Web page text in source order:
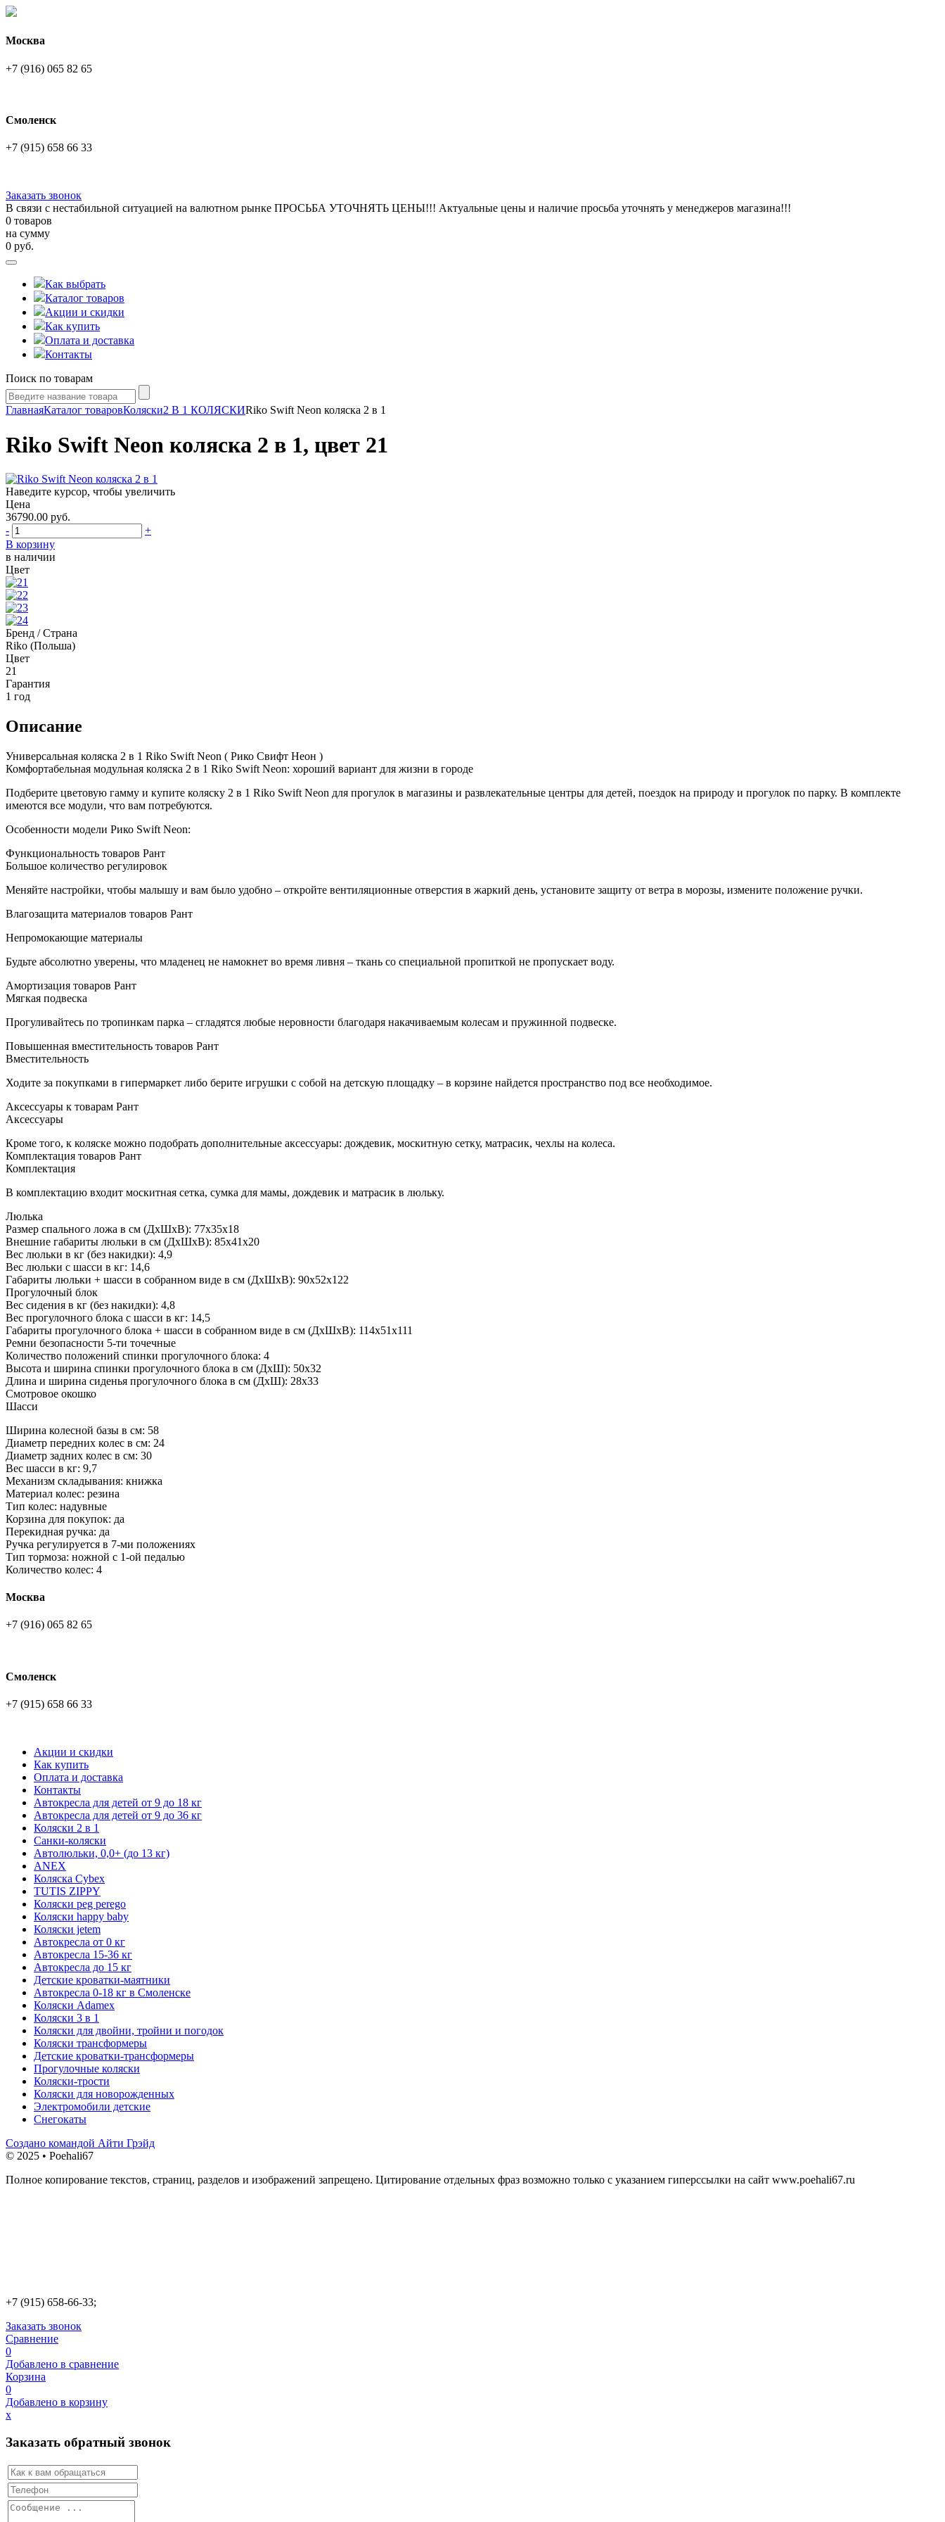
Москва
+7 (916) 065 82 65
Смоленск
+7 (915) 658 66 33
Заказать звонок
В связи с нестабильной ситуацией на валютном рынке ПРОСЬБА УТОЧНЯТЬ ЦЕНЫ!!! Актуальные цены и наличие просьба уточнять у менеджеров магазина!!!
0 товаров
на сумму
0 руб.
Как выбрать
Каталог товаров
Акции и скидки
Как купить
Оплата и доставка
Контакты
Поиск по товарам
ГлавнаяКаталог товаровКоляски2 В 1 КОЛЯСКИRiko Swift Neon коляска 2 в 1
Riko Swift Neon коляска 2 в 1, цвет 21
Наведите курсор, чтобы увеличить
Цена
36790.00 руб.
-
+
В корзину
в наличии
Цвет
Бренд / Страна
Riko (Польша)
Цвет
21
Гарантия
1 год
Описание
Универсальная коляска 2 в 1 Riko Swift Neon ( Рико Свифт Неон )
Комфортабельная модульная коляска 2 в 1 Riko Swift Neon: хороший вариант для жизни в городе
Подберите цветовую гамму и купите коляску 2 в 1 Riko Swift Neon для прогулок в магазины и развлекательные центры для детей, поездок на природу и прогулок по парку. В комплекте
имеются все модули, что вам потребуются.
Особенности модели Рико Swift Neon:
Функциональность товаров Рант
Большое количество регулировок
Меняйте настройки, чтобы малышу и вам было удобно – откройте вентиляционные отверстия в жаркий день, установите защиту от ветра в морозы, измените положение ручки.
Влагозащита материалов товаров Рант
Непромокающие материалы
Будьте абсолютно уверены, что младенец не намокнет во время ливня – ткань со специальной пропиткой не пропускает воду.
Амортизация товаров Рант
Мягкая подвеска
Прогуливайтесь по тропинкам парка – сгладятся любые неровности благодаря накачиваемым колесам и пружинной подвеске.
Повышенная вместительность товаров Рант
Вместительность
Ходите за покупками в гипермаркет либо берите игрушки с собой на детскую площадку – в корзине найдется пространство под все необходимое.
Аксессуары к товарам Рант
Аксессуары
Кроме того, к коляске можно подобрать дополнительные аксессуары: дождевик, москитную сетку, матрасик, чехлы на колеса.
Комплектация товаров Рант
Комплектация
В комплектацию входит москитная сетка, сумка для мамы, дождевик и матрасик в люльку.
Люлька
Размер спального ложа в см (ДхШхВ): 77х35х18
Внешние габариты люльки в см (ДхШхВ): 85х41х20
Вес люльки в кг (без накидки): 4,9
Вес люльки с шасси в кг: 14,6
Габариты люльки + шасси в собранном виде в см (ДхШхВ): 90х52х122
Прогулочный блок
Вес сидения в кг (без накидки): 4,8
Вес прогулочного блока с шасси в кг: 14,5
Габариты прогулочного блока + шасси в собранном виде в см (ДхШхВ): 114х51х111
Ремни безопасности 5-ти точечные
Количество положений спинки прогулочного блока: 4
Высота и ширина спинки прогулочного блока в см (ДхШ): 50х32
Длина и ширина сиденья прогулочного блока в см (ДхШ): 28х33
Смотровое окошко
Шасси
Ширина колесной базы в см: 58
Диаметр передних колес в см: 24
Диаметр задних колес в см: 30
Вес шасси в кг: 9,7
Механизм складывания: книжка
Материал колес: резина
Тип колес: надувные
Корзина для покупок: да
Перекидная ручка: да
Ручка регулируется в 7-ми положениях
Тип тормоза: ножной с 1-ой педалью
Количество колес: 4
Москва
+7 (916) 065 82 65
Смоленск
+7 (915) 658 66 33
Акции и скидки
Как купить
Оплата и доставка
Контакты
Автокресла для детей от 9 до 18 кг
Автокресла для детей от 9 до 36 кг
Коляски 2 в 1
Санки-коляски
Автолюльки, 0,0+ (до 13 кг)
ANEX
Коляска Cybex
TUTIS ZIPPY
Коляски peg perego
Коляски happy baby
Коляски jetem
Автокресла от 0 кг
Автокресла 15-36 кг
Автокресла до 15 кг
Детские кроватки-маятники
Автокресла 0-18 кг в Смоленске
Коляски Adamex
Коляски 3 в 1
Коляски для двойни, тройни и погодок
Коляски трансформеры
Детские кроватки-трансформеры
Прогулочные коляски
Коляски-трости
Коляски для новорожденных
Электромобили детские
Снегокаты
Создано командой Айти Грэйд
© 2025 • Poehali67
Полное копирование текстов, страниц, разделов и изображений запрещено. Цитирование отдельных фраз возможно только с указанием гиперссылки на сайт www.poehali67.ru
+7 (915) 658-66-33;
Заказать звонок
Сравнение
0
Добавлено в сравнение
Корзина
0
Добавлено в корзину
х
Заказать обратный звонок